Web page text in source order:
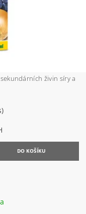
živin síry a